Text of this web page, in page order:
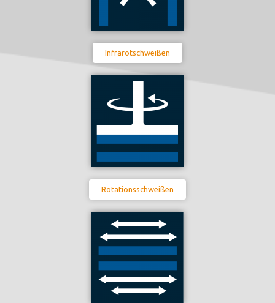
Infrarotschweißen
Rotationsschweißen